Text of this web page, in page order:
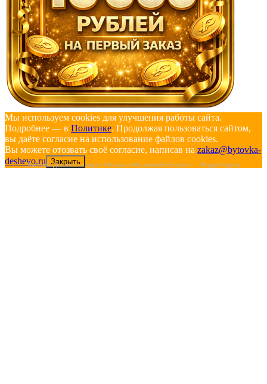
Бытовка Дешево на карте Москвы и Московской области — Яндекс Карты
Мы используем cookies для улучшения работы сайта.
Подробнее — в Политике. Продолжая пользоваться сайтом,
вы даёте согласие на использование файлов cookies.
Вы можете отозвать своё согласие, написав на zakaz@bytovka-
deshevo.ru Закрыть